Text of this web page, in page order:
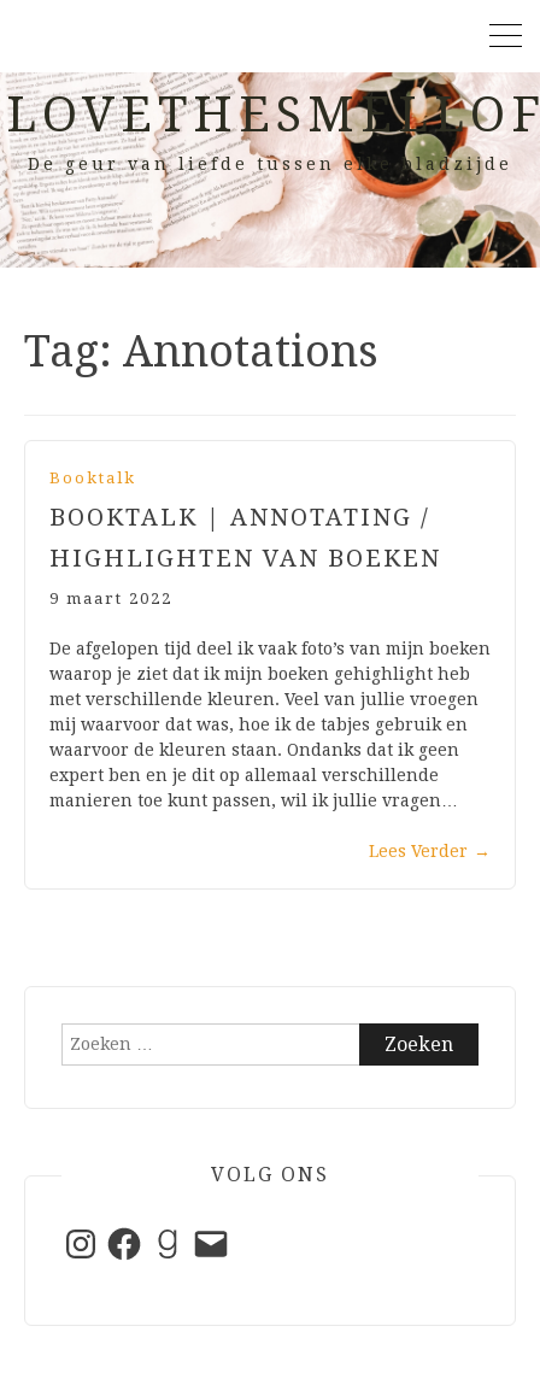
De geur van liefde tussen elke bladzijde
Tag: Annotations
Booktalk
BOOKTALK | ANNOTATING /
HIGHLIGHTEN VAN BOEKEN
9 maart 2022
De afgelopen tijd deel ik vaak foto’s van mijn boeken
waarop je ziet dat ik mijn boeken gehighlight heb
met verschillende kleuren. Veel van jullie vroegen
mij waarvoor dat was, hoe ik de tabjes gebruik en
waarvoor de kleuren staan. Ondanks dat ik geen
expert ben en je dit op allemaal verschillende
manieren toe kunt passen, wil ik jullie vragen…
Lees Verder →
Zoeken
VOLG ONS
InstagramFacebookGoodreads
E-
mail